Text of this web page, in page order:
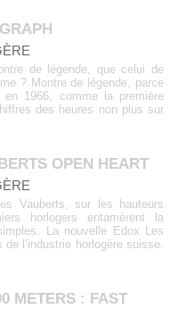
de légende, que celui de
? Montre de légende, parce
1966, comme la première
des heures non plus sur
OPEN HEART
Vauberts, sur les hauteurs
horlogers entamèrent la
La nouvelle Edox Les
l’industrie horlogère suisse.
METERS : FAST